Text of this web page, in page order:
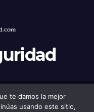
Newsup deThemeansar
te damos la mejor
usando este sitio,